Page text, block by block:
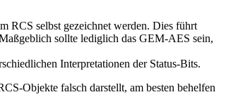
RCS selbst gezeichnet werden. Dies führt
sollte lediglich das GEM-AES sein,
Interpretationen der Status-Bits.
Objekte falsch darstellt, am besten behelfen